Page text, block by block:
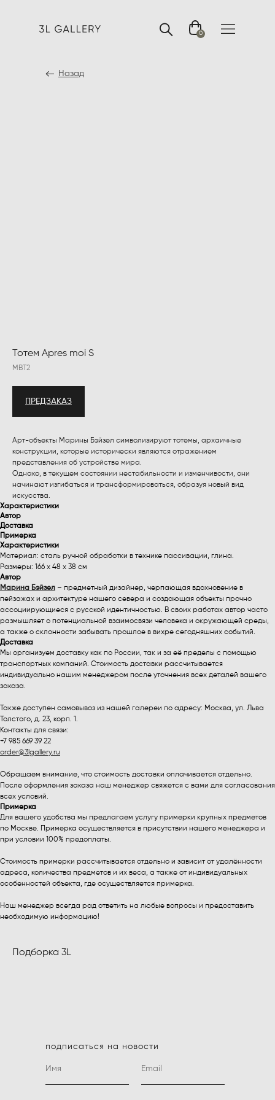
0
Назад
Тотем Apres moi S
MBT2
ПРЕДЗАКАЗ
Арт-объекты Марины Бэйзел символизируют тотемы, архаичные
конструкции, которые исторически являются отражением
представления об устройстве мира.
Однако, в текущем состоянии нестабильности и изменчивости, они
начинают изгибаться и трансформироваться, образуя новый вид
искусства.
Характеристики
Автор
Доставка
Примерка
Характеристики
Материал: сталь ручной обработки в технике пассивации, глина.
Размеры: 166 х 48 х 38 см
Автор
Марина Бэйзел – предметный дизайнер, черпающая вдохновение в
пейзажах и архитектуре нашего севера и создающая объекты прочно
ассоциирующиеся с русской идентичностью. В своих работах автор часто
размышляет о потенциальной взаимосвязи человека и окружающей среды,
а также о склонности забывать прошлое в вихре сегодняшних событий.
Доставка
Мы организуем доставку как по России, так и за её пределы с помощью
транспортных компаний. Стоимость доставки рассчитывается
индивидуально нашим менеджером после уточнения всех деталей вашего
заказа.
Также доступен самовывоз из нашей галереи по адресу: Москва, ул. Льва
Толстого, д. 23, корп. 1.
Контакты для связи:
+7 985 669 39 22
order@3lgallery.ru
Обращаем внимание, что стоимость доставки оплачивается отдельно.
После оформления заказа наш менеджер свяжется с вами для согласования
всех условий.
Примерка
Для вашего удобства мы предлагаем услугу примерки крупных предметов
по Москве. Примерка осуществляется в присутствии нашего менеджера и
при условии 100% предоплаты.
Стоимость примерки рассчитывается отдельно и зависит от удалённости
адреса, количества предметов и их веса, а также от индивидуальных
особенностей объекта, где осуществляется примерка.
Наш менеджер всегда рад ответить на любые вопросы и предоставить
необходимую информацию!
Подборка 3L
подписаться на новости